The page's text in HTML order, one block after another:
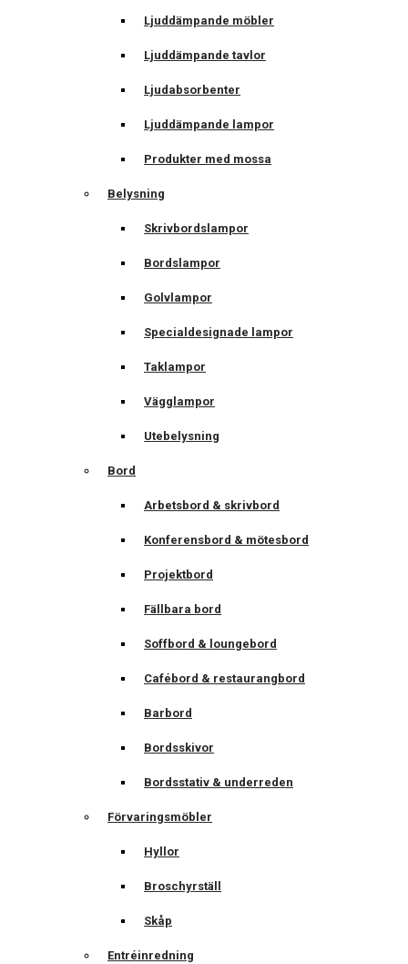
Ljuddämpande möbler
Ljuddämpande tavlor
Ljudabsorbenter
Ljuddämpande lampor
Produkter med mossa
Belysning
Skrivbordslampor
Bordslampor
Golvlampor
Specialdesignade lampor
Taklampor
Vägglampor
Utebelysning
Bord
Arbetsbord & skrivbord
Konferensbord & mötesbord
Projektbord
Fällbara bord
Soffbord & loungebord
Cafébord & restaurangbord
Barbord
Bordsskivor
Bordsstativ & underreden
Förvaringsmöbler
Hyllor
Broschyrställ
Skåp
Entréinredning